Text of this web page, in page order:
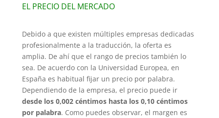
EL PRECIO DEL MERCADO
Debido a que existen múltiples empresas dedicadas
profesionalmente a la traducción, la oferta es
amplia. De ahí que el rango de precios también lo
sea. De acuerdo con la Universidad Europea, en
España es habitual fijar un precio por palabra.
Dependiendo de la empresa, el precio puede ir
desde los 0,002 céntimos hasta los 0,10 céntimos
por palabra. Como puedes observar, el margen es